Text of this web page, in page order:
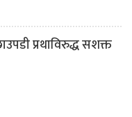
प्रथाविरुद्ध सशक्त